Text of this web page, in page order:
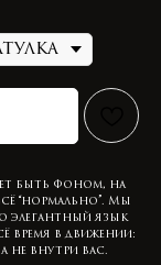
быть фоном, на
“нормально”. Мы
элегантный язык
время в движении:
не внутри вас.